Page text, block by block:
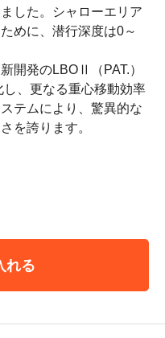
した。シャローエリア
めに、潜行深度は0～
開発のLBOⅡ（PAT.）
、更なる重心移動効率
テムにより、驚異的な
を誇ります。
れる